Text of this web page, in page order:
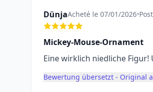
DünjaAcheté le 07/01/2026•
Mickey-Mouse-Ornament
Eine wirklich niedliche
Bewertung übersetzt - Original